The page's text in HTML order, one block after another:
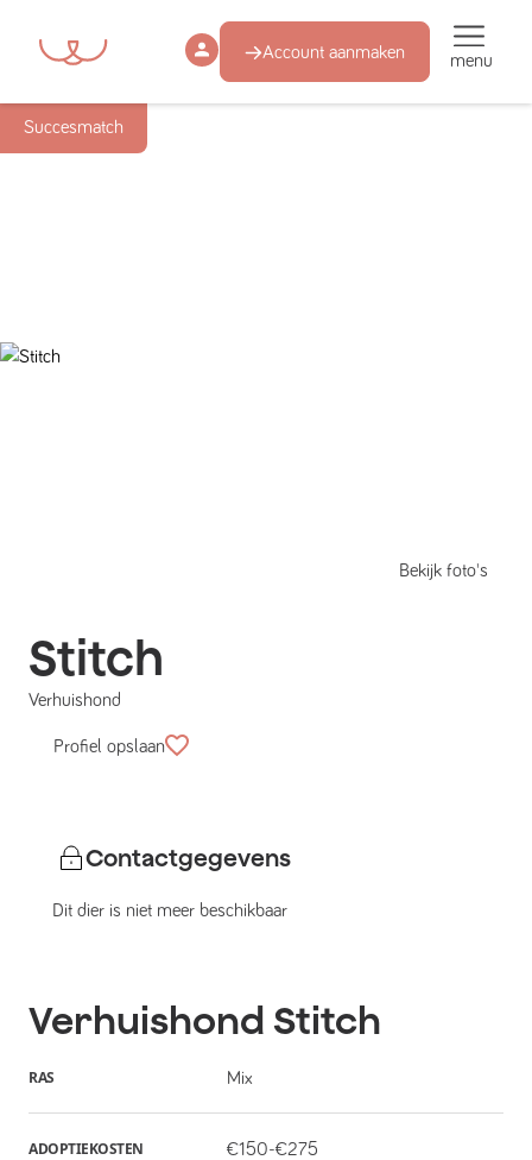
Account aanmaken menu
Succesmatch
Bekijk foto's
Stitch
Verhuishond
Profiel opslaan
Contactgegevens
Dit dier is niet meer beschikbaar
Verhuishond Stitch
RAS Mix
ADOPTIEKOSTEN €150-€275